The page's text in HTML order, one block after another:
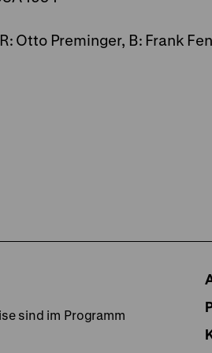
R: Otto Preminger, B: Frank
sind im Programm